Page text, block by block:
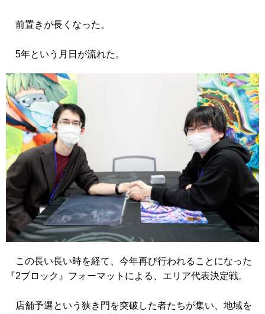
前置きが長くなった。
5年という月日が流れた。
この長い長い時を経て、今年再び行われることになった
『2ブロック』フォーマットによる、エリア代表決定戦。
店舗予選という狭き門を突破した者たちが集い、地域を